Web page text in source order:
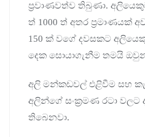
ප්‍රවාණවත්ව තිබුණා.
ත් 1000 ත් අතර ප්‍රමාණයක්
150 ක් වගේ දවසකට
දෙක සොයාගැනීම තමයි
අලි මන්කඩවල් එළිවීම සහ
අලින්ගේ සංක්‍රමණ රටා වලට
තිබෙනවා.